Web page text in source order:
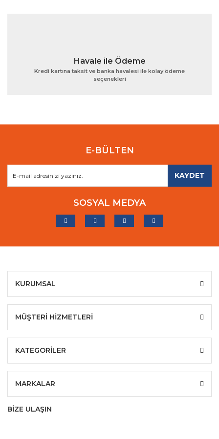
Havale ile Ödeme
Kredi kartına taksit ve banka havalesi ile kolay ödeme
seçenekleri
E-BÜLTEN
KAYDET
SOSYAL MEDYA
KURUMSAL
MÜŞTERİ HİZMETLERİ
KATEGORİLER
MARKALAR
BİZE ULAŞIN